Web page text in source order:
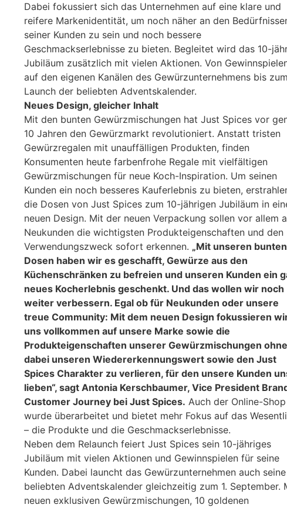
Dabei fokussiert sich das Unternehmen auf eine klare und
reifere Markenidentität, um noch näher an den
seiner Kunden zu sein und noch bessere
Geschmackserlebnisse zu bieten. Begleitet wird das 10-
Jubiläum zusätzlich mit vielen Aktionen. Von
auf den eigenen Kanälen des Gewürzunternehmens bis zum
Launch der beliebten Adventskalender.
Neues Design, gleicher Inhalt
Mit den bunten Gewürzmischungen hat Just Spices vor
10 Jahren den Gewürzmarkt revolutioniert. Anstatt tristen
Gewürzregalen mit unauffälligen Produkten, finden
Konsumenten heute farbenfrohe Regale mit vielfältigen
Gewürzmischungen für neue Koch-Inspiration. Um seinen
Kunden ein noch besseres Kauferlebnis zu bieten,
die Dosen von Just Spices zum 10-jährigen Jubiläum in
neuen Design. Mit der neuen Verpackung sollen vor allem
Neukunden die wichtigsten Produkteigenschaften und den
Verwendungszweck sofort erkennen. „Mit unseren bunten
Dosen haben wir es geschafft, Gewürze aus den
Küchenschränken zu befreien und unseren Kunden ein
neues Kocherlebnis geschenkt. Und das wollen wir noch
weiter verbessern. Egal ob für Neukunden oder unsere
treue Community: Mit dem neuen Design fokussieren
uns vollkommen auf unsere Marke sowie die
Produkteigenschaften unserer Gewürzmischungen ohne
dabei unseren Wiedererkennungswert sowie den Just
Spices Charakter zu verlieren, für den unsere Kunden
lieben“, sagt Antonia Kerschbaumer, Vice President
Customer Journey bei Just Spices. Auch der Online-Shop
wurde überarbeitet und bietet mehr Fokus auf das
– die Produkte und die Geschmackserlebnisse.
Neben dem Relaunch feiert Just Spices sein 10-jähriges
Jubiläum mit vielen Aktionen und Gewinnspielen für seine
Kunden. Dabei launcht das Gewürzunternehmen auch seine
beliebten Adventskalender gleichzeitig zum 1. September.
neuen exklusiven Gewürzmischungen, 10 goldenen